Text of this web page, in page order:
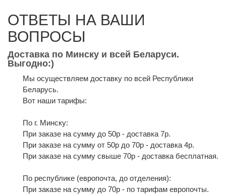
ОТВЕТЫ НА ВАШИ
ВОПРОСЫ
Доставка по Минску и всей Беларуси.
Выгодно:)
Мы осуществляем доставку по всей Республики
Беларусь.
Вот наши тарифы:
По г. Минску:
При заказе на сумму до 50р - доставка 7р.
При заказе на сумму от 50р до 70р - доставка 4р.
При заказе на сумму свыше 70р - доставка бесплатная.
По республике (европочта, до отделения):
При заказе на сумму до 70р - по тарифам европочты.